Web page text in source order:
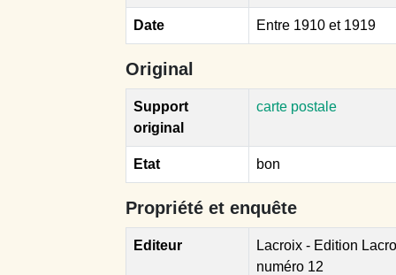
Date Entre 1910 et 1919
Original
Support
original
carte postale
Etat bon
Propriété et enquête
Editeur
Lacroix - Edition
numéro 12